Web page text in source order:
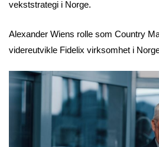
vekststrategi i Norge.
Alexander Wiens rolle som Country
videreutvikle Fidelix virksomhet i